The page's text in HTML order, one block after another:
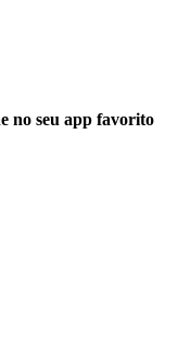
no seu app favorito